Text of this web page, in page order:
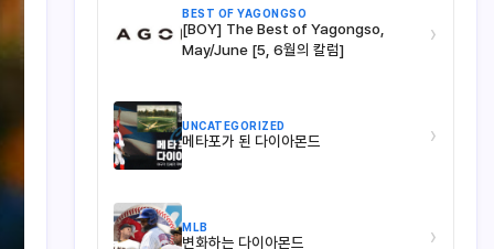
BEST OF YAGONGSO
[BOY] The Best of Yagongso,
May/June [5, 6월의 칼럼]
›
UNCATEGORIZED
메타포가 된 다이아몬드 ›
MLB
변화하는 다이아몬드 ›